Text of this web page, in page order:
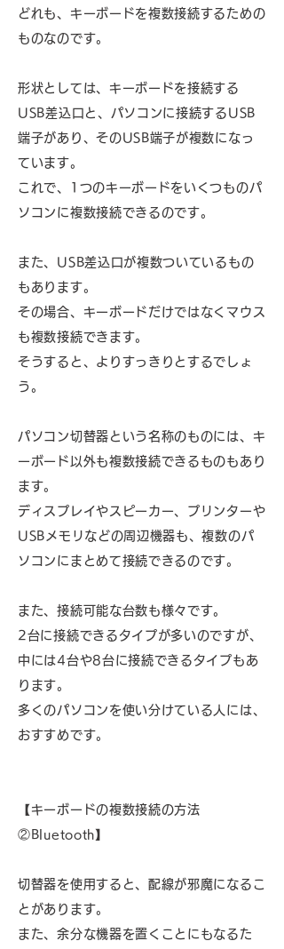
どれも、キーボードを複数接続するための
ものなのです。
形状としては、キーボードを接続する
USB差込口と、パソコンに接続するUSB
端子があり、そのUSB端子が複数になっ
ています。
これで、1つのキーボードをいくつものパ
ソコンに複数接続できるのです。
また、USB差込口が複数ついているもの
もあります。
その場合、キーボードだけではなくマウス
も複数接続できます。
そうすると、よりすっきりとするでしょ
う。
パソコン切替器という名称のものには、キ
ーボード以外も複数接続できるものもあり
ます。
ディスプレイやスピーカー、プリンターや
USBメモリなどの周辺機器も、複数のパ
ソコンにまとめて接続できるのです。
また、接続可能な台数も様々です。
2台に接続できるタイプが多いのですが、
中には4台や8台に接続できるタイプもあ
ります。
多くのパソコンを使い分けている人には、
おすすめです。
【キーボードの複数接続の方法
②Bluetooth】
切替器を使用すると、配線が邪魔になるこ
とがあります。
また、余分な機器を置くことにもなるた